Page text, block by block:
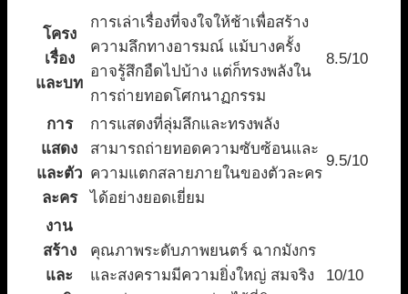
โครง
เรื่อง
และบท
การเล่าเรื่องที่จงใจให้ช้าเพื่อสร้าง
ความลึกทางอารมณ์ แม้บางครั้ง
อาจรู้สึกอืดไปบ้าง แต่ก็ทรงพลังใน
การถ่ายทอดโศกนาฏกรรม
8.5/10
การ
แสดง
และตัว
ละคร
การแสดงที่ลุ่มลึกและทรงพลัง
สามารถถ่ายทอดความซับซ้อนและ
ความแตกสลายภายในของตัวละคร
ได้อย่างยอดเยี่ยม
9.5/10
งาน
สร้าง
และ
คุณภาพระดับภาพยนตร์ ฉากมังกร
และสงครามมีความยิ่งใหญ่ สมจริง
10/10